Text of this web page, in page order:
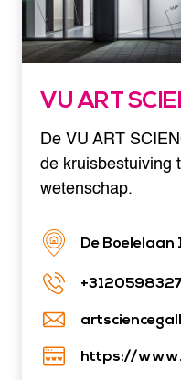
VU ART
De VU ART
de kruisbestuiving
wetenschap.
De Boelelaan
https://